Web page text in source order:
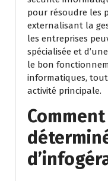
pour résoudre les
externalisant la
les entreprises
spécialisée et
le bon
informatiques,
activité principale.